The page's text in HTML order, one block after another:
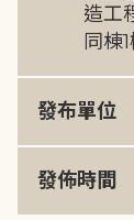
造工
同棟
發布單位
發佈時間